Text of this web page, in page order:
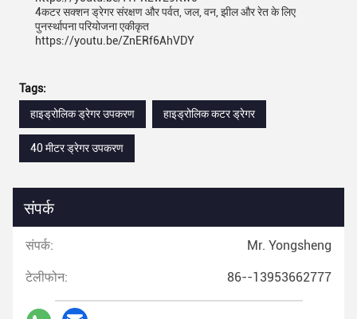
4कटर सक्शन ड्रेगर संरक्षण और पर्वत, जल, वन, झील और रेत के लिए
पुनर्स्थापना परियोजना एकीकृत
https://youtu.be/ZnERf6AhVDY
Tags:
हाइड्रोलिक ड्रेगर उपकरण
हाइड्रोलिक कटर ड्रेगर
40 मीटर ड्रेगर उपकरण
संपर्क
संपर्क: Mr. Yongsheng
टेलीफोन: 86--13953662777